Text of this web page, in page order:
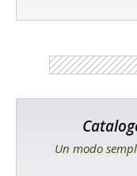
Un modo